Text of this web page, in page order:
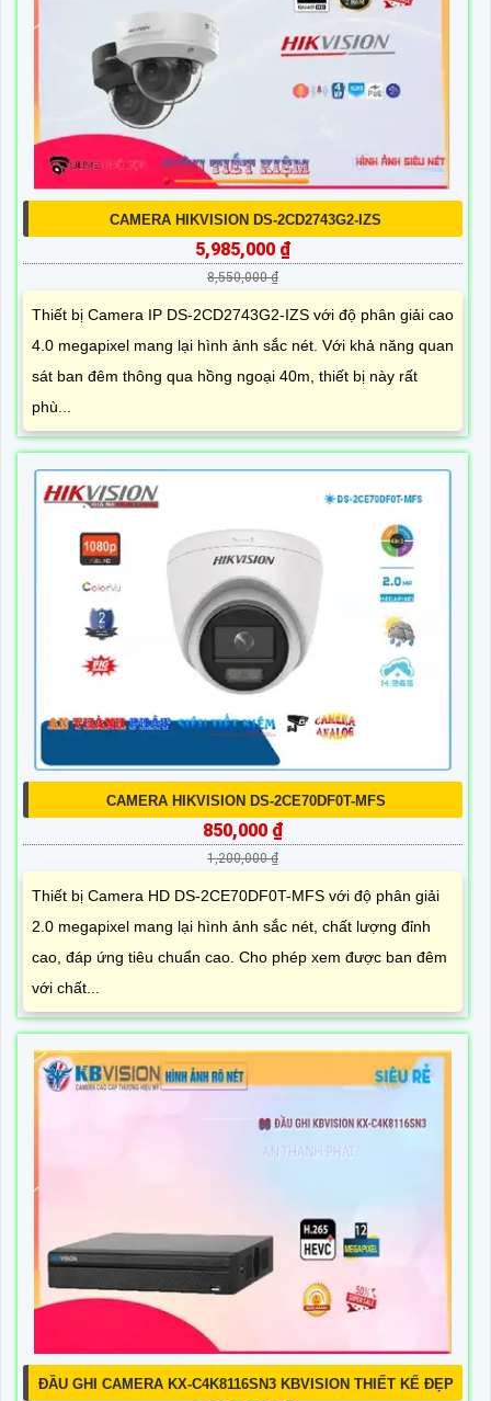
CAMERA HIKVISION DS-2CD2743G2-IZS
5,985,000 ₫
8,550,000 ₫
Thiết bị Camera IP DS-2CD2743G2-IZS với độ phân giải cao
4.0 megapixel mang lại hình ảnh sắc nét. Với khả năng quan
sát ban đêm thông qua hồng ngoại 40m, thiết bị này rất
phù...
CAMERA HIKVISION DS-2CE70DF0T-MFS
850,000 ₫
1,200,000 ₫
Thiết bị Camera HD DS-2CE70DF0T-MFS với độ phân giải
2.0 megapixel mang lại hình ảnh sắc nét, chất lượng đỉnh
cao, đáp ứng tiêu chuẩn cao. Cho phép xem được ban đêm
với chất...
ĐẦU GHI CAMERA KX-C4K8116SN3 KBVISION THIẾT KẾ ĐẸP